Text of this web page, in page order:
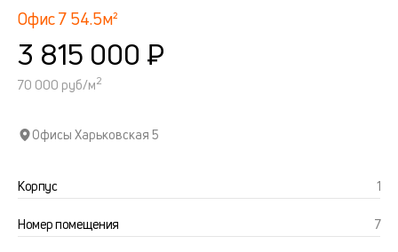
Офис 7 54.5м²
3 815 000 ₽
70 000 руб/м2
Офисы Харьковская 5
Корпус 1
Номер помещения 7